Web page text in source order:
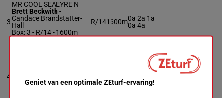
3
MR COOL SEAEYRE N
Brett Beckwith -
Candace Brandstatter-
Hall
Box: 3 - R/14 - 1600m
0a 2a 1a 0a 4a
R/141600m0a 2a 1a
0a 4a
4
Box: 4 -M/7 - 1600m
2a 0a 0a 3a 3a
2a 0a 0a
3a 3a
Geniet van een optimale ZEturf-ervaring!